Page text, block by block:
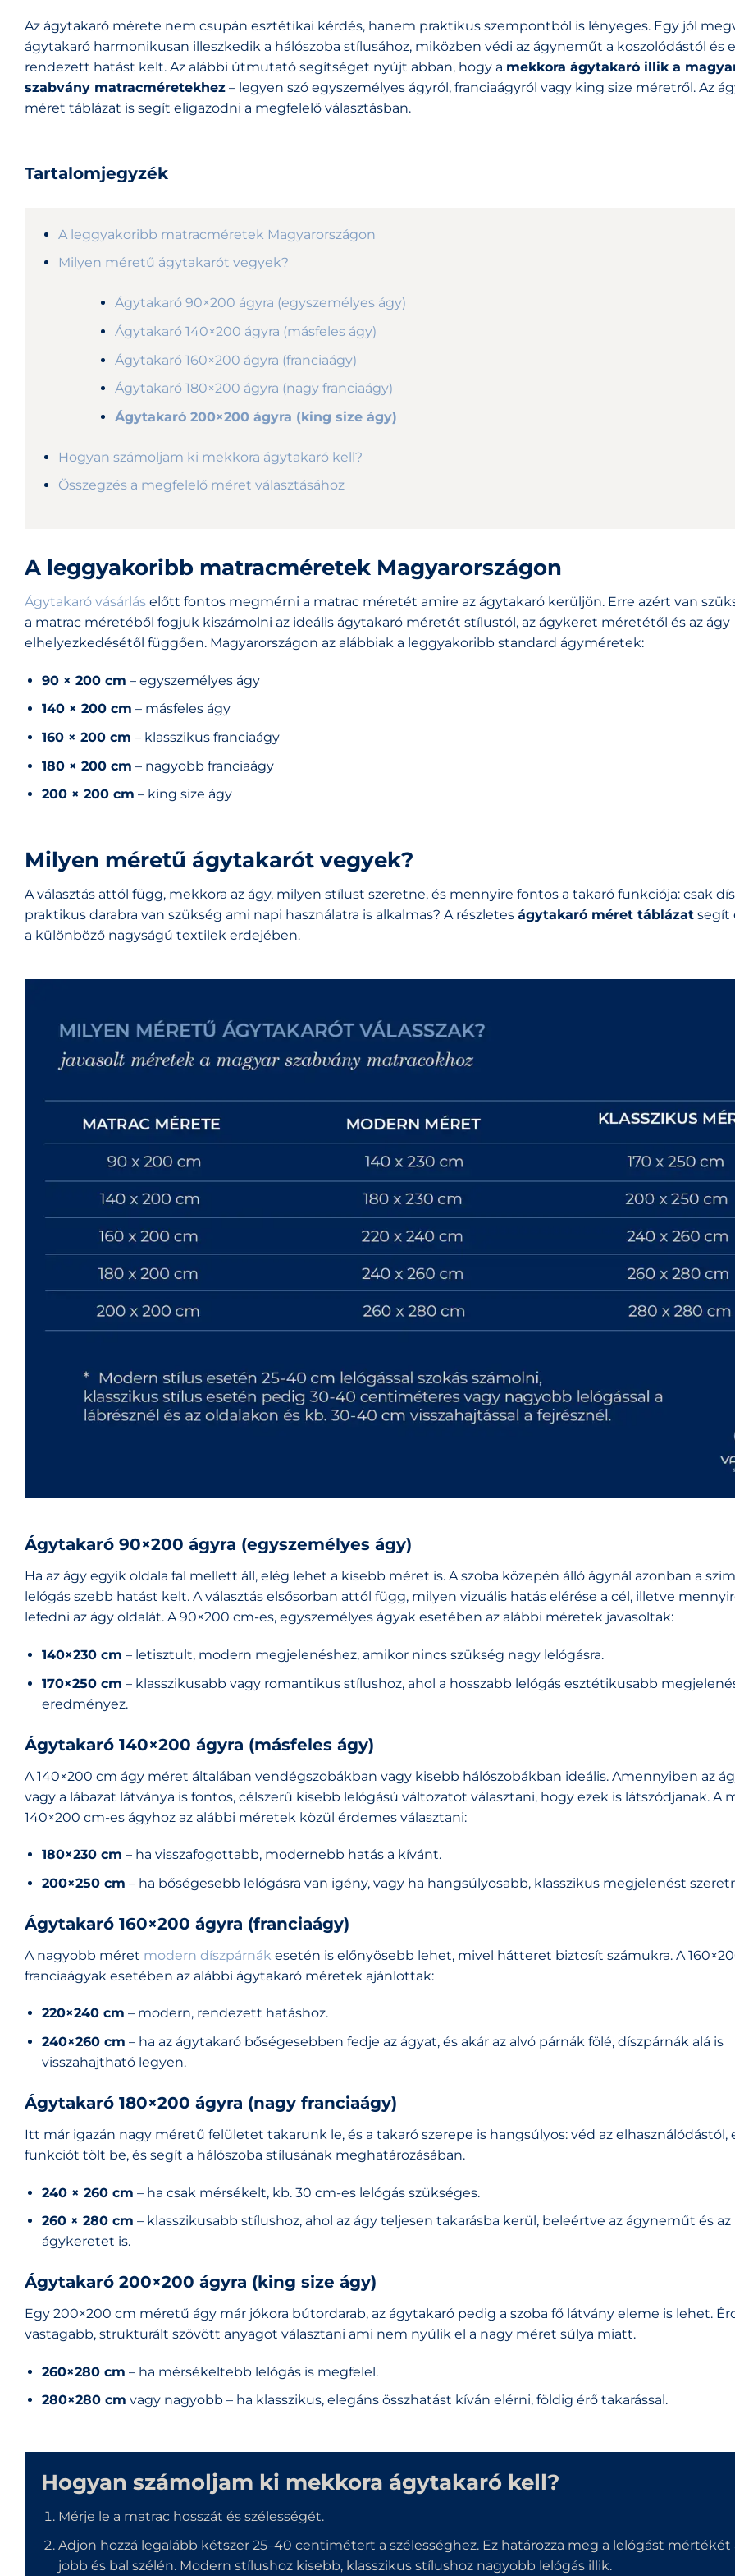
Az ágytakaró mérete nem csupán esztétikai kérdés, hanem praktikus szempontból is lényeges. Egy jól
ágytakaró harmonikusan illeszkedik a hálószoba stílusához, miközben védi az ágyneműt a koszolódástól és
rendezett hatást kelt. Az alábbi útmutató segítséget nyújt abban, hogy a mekkora ágytakaró illik a
szabvány matracméretekhez – legyen szó egyszemélyes ágyról, franciaágyról vagy king size méretről. Az
méret táblázat is segít eligazodni a megfelelő választásban.
Tartalomjegyzék
A leggyakoribb matracméretek Magyarországon
Milyen méretű ágytakarót vegyek?
Ágytakaró 90×200 ágyra (egyszemélyes ágy)
Ágytakaró 140×200 ágyra (másfeles ágy)
Ágytakaró 160×200 ágyra (franciaágy)
Ágytakaró 180×200 ágyra (nagy franciaágy)
Ágytakaró 200×200 ágyra (king size ágy)
Hogyan számoljam ki mekkora ágytakaró kell?
Összegzés a megfelelő méret választásához
A leggyakoribb matracméretek Magyarországon
Ágytakaró vásárlás előtt fontos megmérni a matrac méretét amire az ágytakaró kerüljön. Erre azért van
a matrac méretéből fogjuk kiszámolni az ideális ágytakaró méretét stílustól, az ágykeret méretétől és az ágy
elhelyezkedésétől függően. Magyarországon az alábbiak a leggyakoribb standard ágyméretek:
90 × 200 cm – egyszemélyes ágy
140 × 200 cm – másfeles ágy
160 × 200 cm – klasszikus franciaágy
180 × 200 cm – nagyobb franciaágy
200 × 200 cm – king size ágy
Milyen méretű ágytakarót vegyek?
A választás attól függ, mekkora az ágy, milyen stílust szeretne, és mennyire fontos a takaró funkciója: csak
praktikus darabra van szükség ami napi használatra is alkalmas? A részletes ágytakaró méret táblázat segít
a különböző nagyságú textilek erdejében.
Ágytakaró 90×200 ágyra (egyszemélyes ágy)
Ha az ágy egyik oldala fal mellett áll, elég lehet a kisebb méret is. A szoba közepén álló ágynál azonban a
lelógás szebb hatást kelt. A választás elsősorban attól függ, milyen vizuális hatás elérése a cél, illetve
lefedni az ágy oldalát. A 90×200 cm-es, egyszemélyes ágyak esetében az alábbi méretek javasoltak:
140×230 cm – letisztult, modern megjelenéshez, amikor nincs szükség nagy lelógásra.
170×250 cm – klasszikusabb vagy romantikus stílushoz, ahol a hosszabb lelógás esztétikusabb
eredményez.
Ágytakaró 140×200 ágyra (másfeles ágy)
A 140×200 cm ágy méret általában vendégszobákban vagy kisebb hálószobákban ideális. Amennyiben az
vagy a lábazat látványa is fontos, célszerű kisebb lelógású változatot választani, hogy ezek is látszódjanak. A
140×200 cm-es ágyhoz az alábbi méretek közül érdemes választani:
180×230 cm – ha visszafogottabb, modernebb hatás a kívánt.
200×250 cm – ha bőségesebb lelógásra van igény, vagy ha hangsúlyosabb, klasszikus megjelenést
Ágytakaró 160×200 ágyra (franciaágy)
A nagyobb méret modern díszpárnák esetén is előnyösebb lehet, mivel hátteret biztosít számukra. A
franciaágyak esetében az alábbi ágytakaró méretek ajánlottak:
220×240 cm – modern, rendezett hatáshoz.
240×260 cm – ha az ágytakaró bőségesebben fedje az ágyat, és akár az alvó párnák fölé, díszpárnák alá is
visszahajtható legyen.
Ágytakaró 180×200 ágyra (nagy franciaágy)
Itt már igazán nagy méretű felületet takarunk le, és a takaró szerepe is hangsúlyos: véd az elhasználódástól,
funkciót tölt be, és segít a hálószoba stílusának meghatározásában.
240 × 260 cm – ha csak mérsékelt, kb. 30 cm-es lelógás szükséges.
260 × 280 cm – klasszikusabb stílushoz, ahol az ágy teljesen takarásba kerül, beleértve az ágyneműt és az
ágykeretet is.
Ágytakaró 200×200 ágyra (king size ágy)
Egy 200×200 cm méretű ágy már jókora bútordarab, az ágytakaró pedig a szoba fő látvány eleme is lehet.
vastagabb, strukturált szövött anyagot választani ami nem nyúlik el a nagy méret súlya miatt.
260×280 cm – ha mérsékeltebb lelógás is megfelel.
280×280 cm vagy nagyobb – ha klasszikus, elegáns összhatást kíván elérni, földig érő takarással.
Hogyan számoljam ki mekkora ágytakaró kell?
Mérje le a matrac hosszát és szélességét.
Adjon hozzá legalább kétszer 25–40 centimétert a szélességhez. Ez határozza meg a lelógást mértékét
jobb és bal szélén. Modern stílushoz kisebb, klasszikus stílushoz nagyobb lelógás illik.